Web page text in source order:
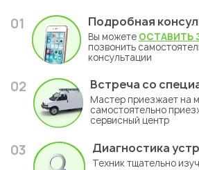
01 Подробная
Вы можете ОСТАВИТЬ
позвонить
консультации
02 Встреча со
Мастер приезжает на
самостоятельно
сервисный центр
03 Диагностика
Техник тщательно